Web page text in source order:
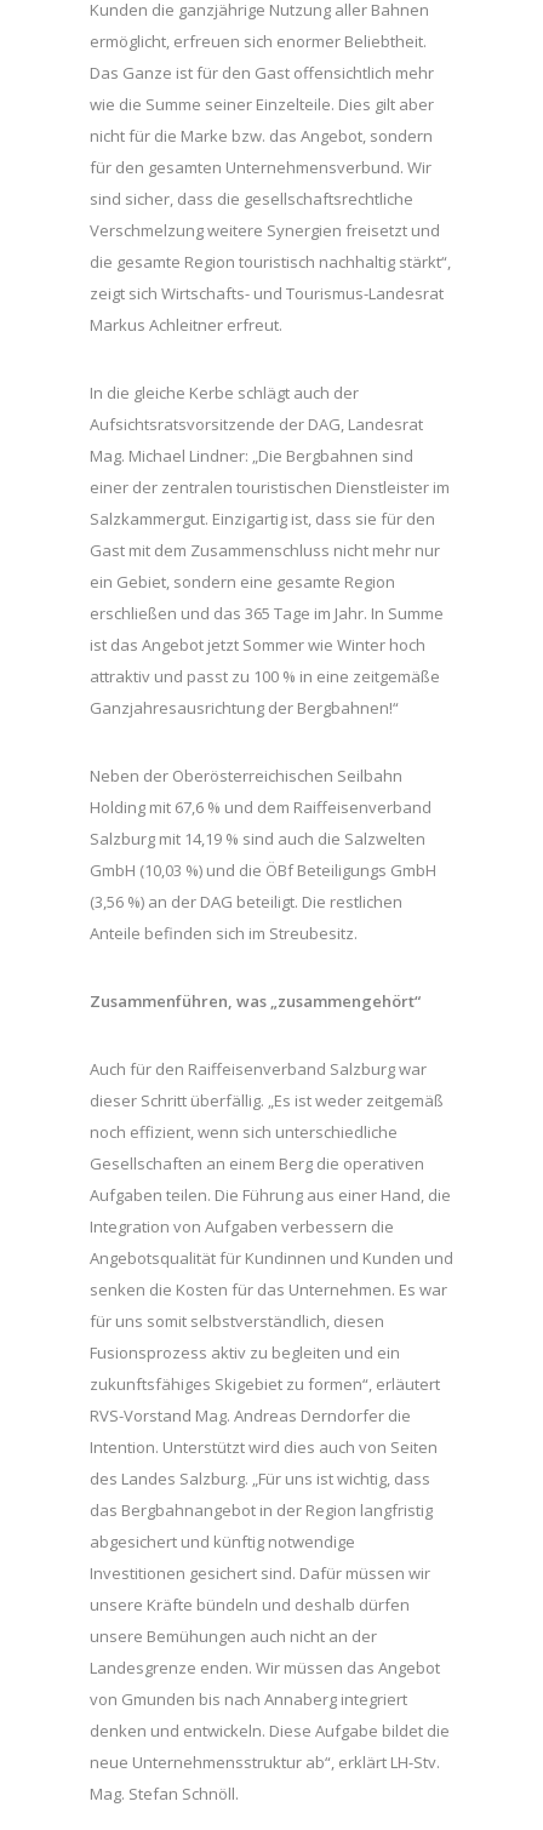
Kunden die ganzjährige Nutzung aller Bahnen
ermöglicht, erfreuen sich enormer Beliebtheit.
Das Ganze ist für den Gast offensichtlich mehr
wie die Summe seiner Einzelteile. Dies gilt aber
nicht für die Marke bzw. das Angebot, sondern
für den gesamten Unternehmensverbund. Wir
sind sicher, dass die gesellschaftsrechtliche
Verschmelzung weitere Synergien freisetzt und
die gesamte Region touristisch nachhaltig stärkt“,
zeigt sich Wirtschafts- und Tourismus-Landesrat
Markus Achleitner erfreut.
In die gleiche Kerbe schlägt auch der
Aufsichtsratsvorsitzende der DAG, Landesrat
Mag. Michael Lindner: „Die Bergbahnen sind
einer der zentralen touristischen Dienstleister im
Salzkammergut. Einzigartig ist, dass sie für den
Gast mit dem Zusammenschluss nicht mehr nur
ein Gebiet, sondern eine gesamte Region
erschließen und das 365 Tage im Jahr. In Summe
ist das Angebot jetzt Sommer wie Winter hoch
attraktiv und passt zu 100 % in eine zeitgemäße
Ganzjahresausrichtung der Bergbahnen!“
Neben der Oberösterreichischen Seilbahn
Holding mit 67,6 % und dem Raiffeisenverband
Salzburg mit 14,19 % sind auch die Salzwelten
GmbH (10,03 %) und die ÖBf Beteiligungs GmbH
(3,56 %) an der DAG beteiligt. Die restlichen
Anteile befinden sich im Streubesitz.
Zusammenführen, was „zusammengehört“
Auch für den Raiffeisenverband Salzburg war
dieser Schritt überfällig. „Es ist weder zeitgemäß
noch effizient, wenn sich unterschiedliche
Gesellschaften an einem Berg die operativen
Aufgaben teilen. Die Führung aus einer Hand, die
Integration von Aufgaben verbessern die
Angebotsqualität für Kundinnen und Kunden und
senken die Kosten für das Unternehmen. Es war
für uns somit selbstverständlich, diesen
Fusionsprozess aktiv zu begleiten und ein
zukunftsfähiges Skigebiet zu formen“, erläutert
RVS-Vorstand Mag. Andreas Derndorfer die
Intention. Unterstützt wird dies auch von Seiten
des Landes Salzburg. „Für uns ist wichtig, dass
das Bergbahnangebot in der Region langfristig
abgesichert und künftig notwendige
Investitionen gesichert sind. Dafür müssen wir
unsere Kräfte bündeln und deshalb dürfen
unsere Bemühungen auch nicht an der
Landesgrenze enden. Wir müssen das Angebot
von Gmunden bis nach Annaberg integriert
denken und entwickeln. Diese Aufgabe bildet die
neue Unternehmensstruktur ab“, erklärt LH-Stv.
Mag. Stefan Schnöll.